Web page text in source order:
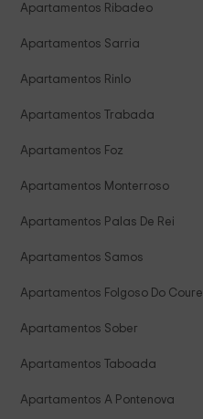
Apartamentos Ribadeo
Apartamentos Sarria
Apartamentos Rinlo
Apartamentos Trabada
Apartamentos Foz
Apartamentos Monterroso
Apartamentos Palas De Rei
Apartamentos Samos
Apartamentos Folgoso Do Courel
Apartamentos Sober
Apartamentos Taboada
Apartamentos A Pontenova